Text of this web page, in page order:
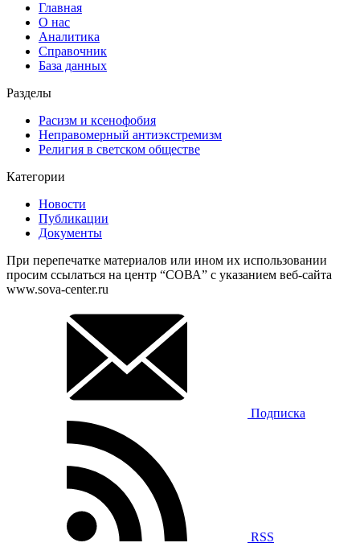
Главная
О нас
Аналитика
Справочник
База данных
Разделы
Расизм и ксенофобия
Неправомерный антиэкстремизм
Религия в светском обществе
Категории
Новости
Публикации
Документы
При перепечатке материалов или ином их использовании
просим ссылаться на центр “СОВА” с указанием веб-сайта
www.sova-center.ru
Подписка
RSS